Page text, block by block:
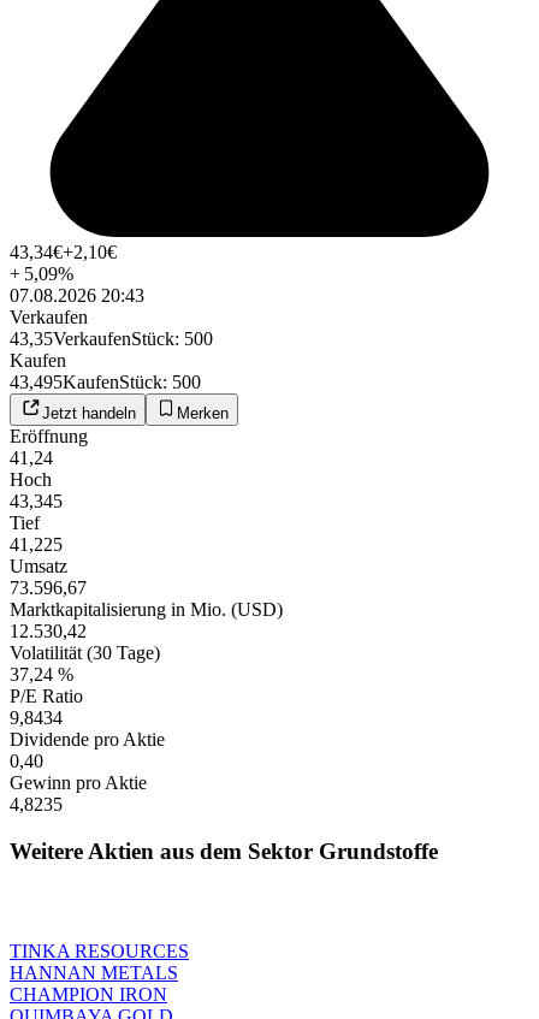
43,34€+2,10€
+ 5,09%
07.08.2026 20:43
Verkaufen
43,35VerkaufenStück: 500
Kaufen
43,495KaufenStück: 500
Jetzt handeln Merken
Eröffnung
41,24
Hoch
43,345
Tief
41,225
Umsatz
73.596,67
Marktkapitalisierung in Mio. (USD)
12.530,42
Volatilität (30 Tage)
37,24 %
P/E Ratio
9,8434
Dividende pro Aktie
0,40
Gewinn pro Aktie
4,8235
Weitere Aktien aus dem Sektor Grundstoffe
TINKA RESOURCES
HANNAN METALS
CHAMPION IRON